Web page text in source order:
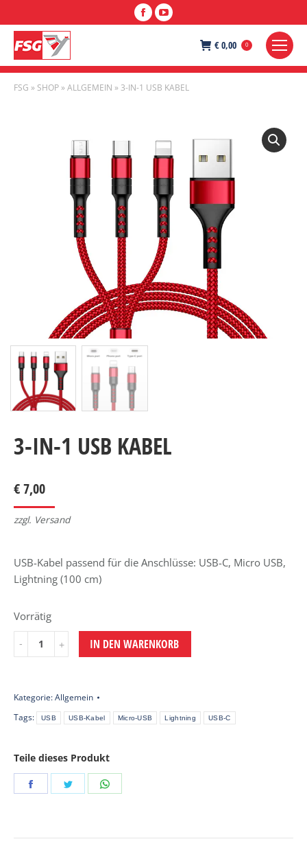
FacebookYouTube
€0,00 0
FSG » SHOP »ALLGEMEIN » 3-IN-1 USB KABEL
3-IN-1 USB KABEL
€7,00
zzgl. Versand
USB-Kabel passend für die Anschlüsse: USB-C, Micro USB,
Lightning (100 cm)
Vorrätig
Menge
IN DEN WARENKORB
Kategorie:Allgemein
Tags:
USB USB-Kabel Micro-USB Lightning USB-C
Teile dieses Produkt
Share
Share